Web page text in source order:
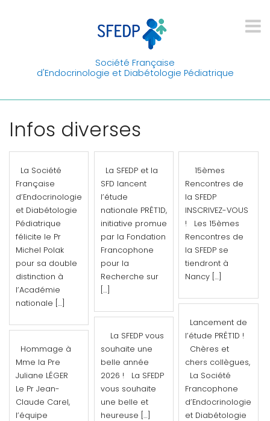
Société Française
d'Endocrinologie et Diabétologie Pédiatrique
Infos diverses
La Société
Française
d’Endocrinologie
et Diabétologie
Pédiatrique
félicite le Pr
Michel Polak
pour sa double
distinction à
l’Académie
nationale […]
La SFEDP et la
SFD lancent
l’étude
nationale PRÊT1D,
initiative promue
par la Fondation
Francophone
pour la
Recherche sur
[…]
15èmes
Rencontres de
la SFEDP
INSCRIVEZ-VOUS
! Les 15èmes
Rencontres de
la SFEDP se
tiendront à
Nancy […]
Lancement de
l’étude PRÊT1D !
Chères et
chers collègues,
La Société
Francophone
d’Endocrinologie
et Diabétologie
La SFEDP vous
souhaite une
belle année
2026 ! La SFEDP
vous souhaite
une belle et
heureuse […]
Hommage à
Mme la Pre
Juliane LÉGER
Le Pr Jean-
Claude Carel,
l’équipe